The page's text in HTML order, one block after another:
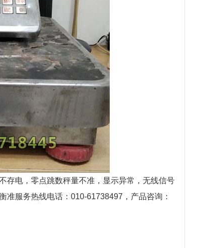
存电，零点跳数秤量不准，显示异常，无线信号
准服务热线电话：010-61738497，产品咨询：